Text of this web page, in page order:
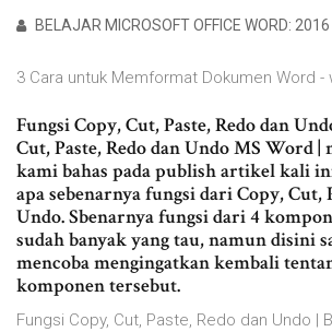
BELAJAR MICROSOFT OFFICE WORD: 2016
3 Cara untuk Memformat Dokumen Word -
Fungsi Copy, Cut, Paste, Redo dan
Cut, Paste, Redo dan Undo MS Word |
kami bahas pada publish artikel kali
apa sebenarnya fungsi dari Copy, Cut,
Undo. Sbenarnya fungsi dari 4
sudah banyak yang tau, namun disini
mencoba mengingatkan kembali
komponen tersebut.
Fungsi Copy, Cut, Paste, Redo dan Undo |